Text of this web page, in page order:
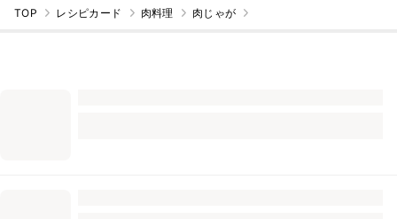
TOP レシピカード 肉料理 肉じゃが